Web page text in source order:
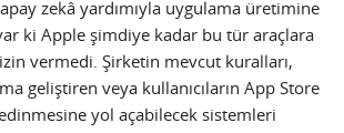
zekâ yardımıyla uygulama üretimine
ki Apple şimdiye kadar bu tür araçlara
vermedi. Şirketin mevcut kuralları,
geliştiren veya kullanıcıların App Store
edinmesine yol açabilecek sistemleri